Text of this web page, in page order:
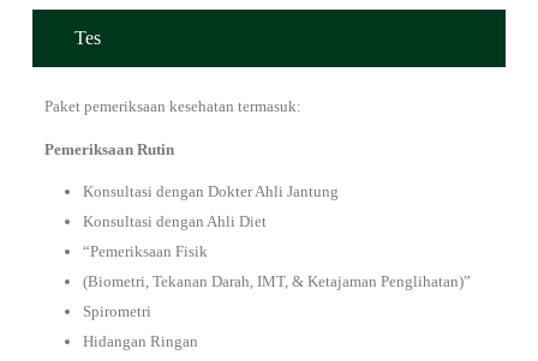
Tes
Paket pemeriksaan kesehatan termasuk:
Pemeriksaan Rutin
Konsultasi dengan Dokter Ahli Jantung
Konsultasi dengan Ahli Diet
“Pemeriksaan Fisik
(Biometri, Tekanan Darah, IMT, & Ketajaman Penglihatan)”
Spirometri
Hidangan Ringan